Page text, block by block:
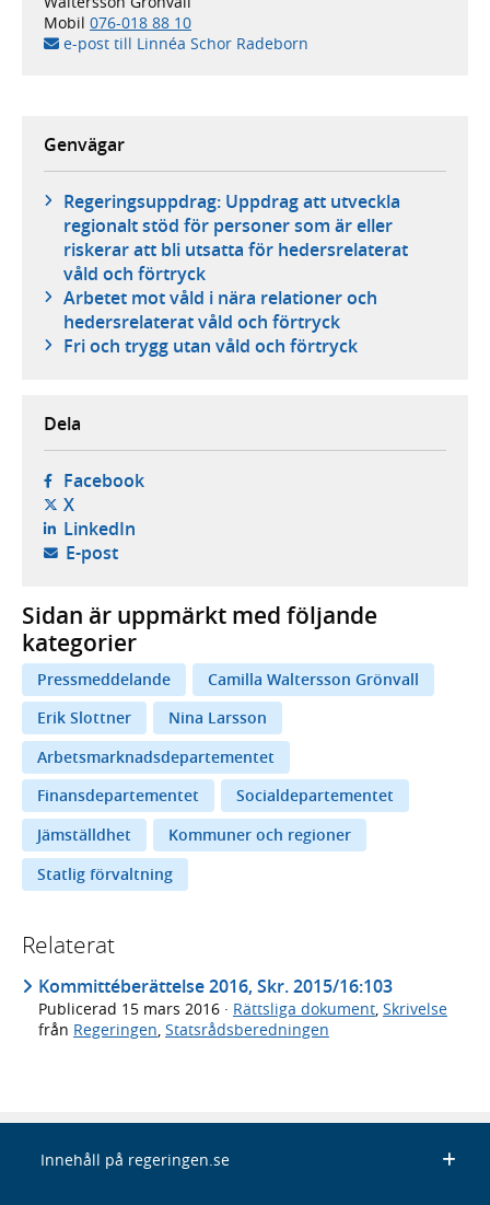
Mobil 076-018 88 10
e-post till Linnéa Schor Radeborn
Genvägar
Regeringsuppdrag: Uppdrag att utveckla
regionalt stöd för personer som är eller
riskerar att bli utsatta för hedersrelaterat
våld och förtryck
Arbetet mot våld i nära relationer och
hedersrelaterat våld och förtryck
Fri och trygg utan våld och förtryck
Dela
Facebook- öppnas i ny flik, extern webbplats,
X- öppnas i ny flik, extern webbplats,
LinkedIn- öppnas i ny flik, extern webbplats,
E-post- öppnar din e-postklient,
Sidan är uppmärkt med följande
kategorier
Pressmeddelande
Camilla Waltersson Grönvall
Erik Slottner
Nina Larsson
Arbetsmarknadsdepartementet
Finansdepartementet
Socialdepartementet
Jämställdhet
Kommuner och regioner
Statlig förvaltning
Relaterat
Kommittéberättelse 2016, Skr. 2015/16:103
Publicerad 15 mars 2016 · Rättsliga dokument Skrivelse
från Regeringen Statsrådsberedningen
Innehåll på regeringen.se